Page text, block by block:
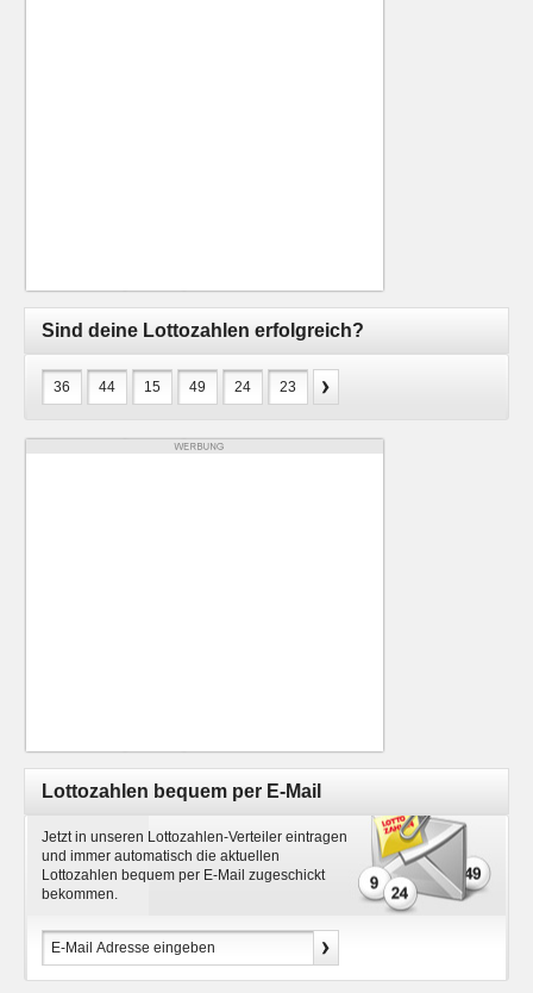
Sind deine Lottozahlen erfolgreich?
Lottozahlen bequem per E-Mail
Jetzt in unseren Lottozahlen-Verteiler eintragen
und immer automatisch die aktuellen
Lottozahlen bequem per E-Mail zugeschickt
bekommen.